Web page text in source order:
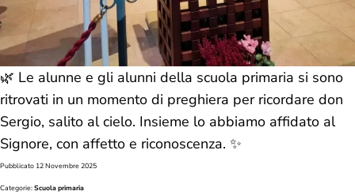
🌿 Le alunne e gli alunni della scuola primaria si sono
ritrovati in un momento di preghiera per ricordare don
Sergio, salito al cielo. Insieme lo abbiamo affidato al
Signore, con affetto e riconoscenza. ✨
Pubblicato 12 Novembre 2025
Categorie:Scuola primaria